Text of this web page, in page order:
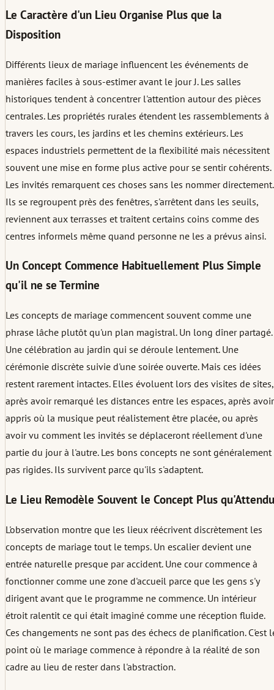
Le Caractère d'un Lieu Organise Plus que la
Disposition
Différents lieux de mariage influencent les événements de
manières faciles à sous-estimer avant le jour J. Les salles
historiques tendent à concentrer l'attention autour des pièces
centrales. Les propriétés rurales étendent les rassemblements à
travers les cours, les jardins et les chemins extérieurs. Les
espaces industriels permettent de la flexibilité mais nécessitent
souvent une mise en forme plus active pour se sentir cohérents.
Les invités remarquent ces choses sans les nommer directement.
Ils se regroupent près des fenêtres, s'arrêtent dans les seuils,
reviennent aux terrasses et traitent certains coins comme des
centres informels même quand personne ne les a prévus ainsi.
Un Concept Commence Habituellement Plus Simple
qu'il ne se Termine
Les concepts de mariage commencent souvent comme une
phrase lâche plutôt qu'un plan magistral. Un long dîner partagé.
Une célébration au jardin qui se déroule lentement. Une
cérémonie discrète suivie d'une soirée ouverte. Mais ces idées
restent rarement intactes. Elles évoluent lors des visites de sites,
après avoir remarqué les distances entre les espaces, après avoir
appris où la musique peut réalistement être placée, ou après
avoir vu comment les invités se déplaceront réellement d'une
partie du jour à l'autre. Les bons concepts ne sont généralement
pas rigides. Ils survivent parce qu'ils s'adaptent.
Le Lieu Remodèle Souvent le Concept Plus qu'Attendu
L'observation montre que les lieux réécrivent discrètement les
concepts de mariage tout le temps. Un escalier devient une
entrée naturelle presque par accident. Une cour commence à
fonctionner comme une zone d'accueil parce que les gens s'y
dirigent avant que le programme ne commence. Un intérieur
étroit ralentit ce qui était imaginé comme une réception fluide.
Ces changements ne sont pas des échecs de planification. C'est
point où le mariage commence à répondre à la réalité de son
cadre au lieu de rester dans l'abstraction.